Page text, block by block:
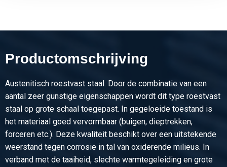
Productomschrijving
Austenitisch roestvast staal. Door de combinatie van een
aantal zeer gunstige eigenschappen wordt dit type roestvast
staal op grote schaal toegepast. In gegeloeide toestand is
het materiaal goed vervormbaar (buigen, dieptrekken,
forceren etc.). Deze kwaliteit beschikt over een uitstekende
weerstand tegen corrosie in tal van oxiderende milieus. In
verband met de taaiheid, slechte warmtegeleiding en grote